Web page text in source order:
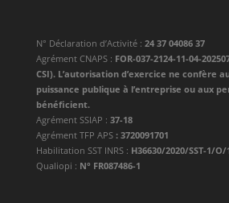
N° Déclaration d’Activité : 24 37 04086 37
Agrément CNAPS : FOR-037-2124-11-04-
CSI). L’autorisation d’exercice ne confère
puissance publique à l’entreprise ou aux
bénéficient.
Agrément SSIAP : 37-18
Agrément TFP APS: 3720091701
Habilitation SST INRS : H36630/2020/SST-1/O/
Qualiopi : N° FR087486-1